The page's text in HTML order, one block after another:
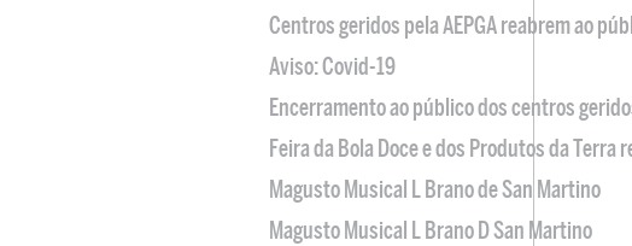
Centros geridos pela AEPGA reabrem ao
Aviso: Covid-19
Encerramento ao público dos centros
Feira da Bola Doce e dos Produtos da Terra
Magusto Musical L Brano de San Martino
Magusto Musical L Brano D San Martino